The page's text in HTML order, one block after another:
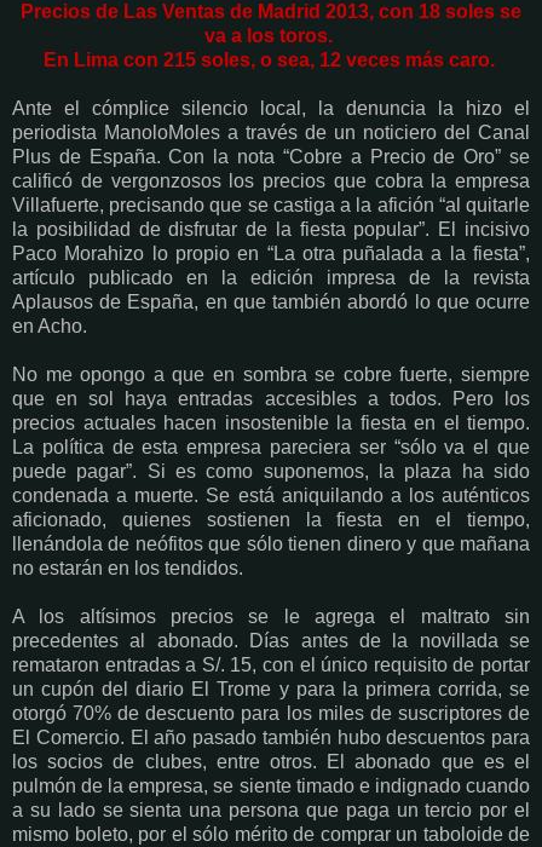
Precios de Las Ventas de Madrid 2013, con 18 soles se
va a los toros.
En Lima con 215 soles, o sea, 12 veces más caro.
Ante el cómplice silencio local, la denuncia la hizo el
periodista ManoloMoles a través de un noticiero del Canal
Plus de España. Con la nota “Cobre a Precio de Oro” se
calificó de vergonzosos los precios que cobra la empresa
Villafuerte, precisando que se castiga a la afición “al quitarle
la posibilidad de disfrutar de la fiesta popular”. El incisivo
Paco Morahizo lo propio en “La otra puñalada a la fiesta”,
artículo publicado en la edición impresa de la revista
Aplausos de España, en que también abordó lo que ocurre
en Acho.
No me opongo a que en sombra se cobre fuerte, siempre
que en sol haya entradas accesibles a todos. Pero los
precios actuales hacen insostenible la fiesta en el tiempo.
La política de esta empresa pareciera ser “sólo va el que
puede pagar”. Si es como suponemos, la plaza ha sido
condenada a muerte. Se está aniquilando a los auténticos
aficionado, quienes sostienen la fiesta en el tiempo,
llenándola de neófitos que sólo tienen dinero y que mañana
no estarán en los tendidos.
A los altísimos precios se le agrega el maltrato sin
precedentes al abonado. Días antes de la novillada se
remataron entradas a S/. 15, con el único requisito de portar
un cupón del diario El Trome y para la primera corrida, se
otorgó 70% de descuento para los miles de suscriptores de
El Comercio. El año pasado también hubo descuentos para
los socios de clubes, entre otros. El abonado que es el
pulmón de la empresa, se siente timado e indignado cuando
a su lado se sienta una persona que paga un tercio por el
mismo boleto, por el sólo mérito de comprar un taboloide de